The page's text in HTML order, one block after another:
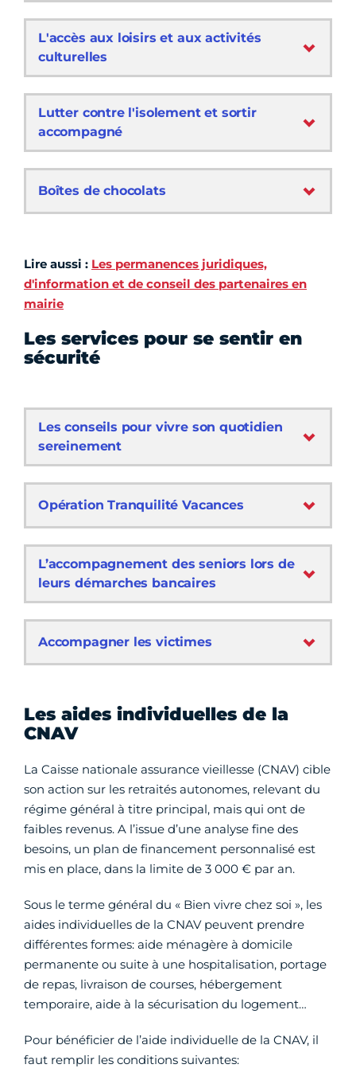
L'accès aux loisirs et aux activités
culturelles
Lutter contre l'isolement et sortir
accompagné
Boîtes de chocolats
Lire aussi : Les permanences juridiques,
d'information et de conseil des partenaires en
mairie
Les services pour se sentir en
sécurité
Les conseils pour vivre son quotidien
sereinement
Opération Tranquilité Vacances
L’accompagnement des seniors lors de
leurs démarches bancaires
Accompagner les victimes
Les aides individuelles de la
CNAV
La Caisse nationale assurance vieillesse (CNAV) cible
son action sur les retraités autonomes, relevant du
régime général à titre principal, mais qui ont de
faibles revenus. A l’issue d’une analyse fine des
besoins, un plan de financement personnalisé est
mis en place, dans la limite de 3 000 € par an.
Sous le terme général du « Bien vivre chez soi », les
aides individuelles de la CNAV peuvent prendre
différentes formes: aide ménagère à domicile
permanente ou suite à une hospitalisation, portage
de repas, livraison de courses, hébergement
temporaire, aide à la sécurisation du logement…
Pour bénéficier de l’aide individuelle de la CNAV, il
faut remplir les conditions suivantes: